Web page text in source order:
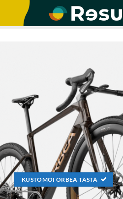
KUSTOMOI ORBEA TÄSTÄ